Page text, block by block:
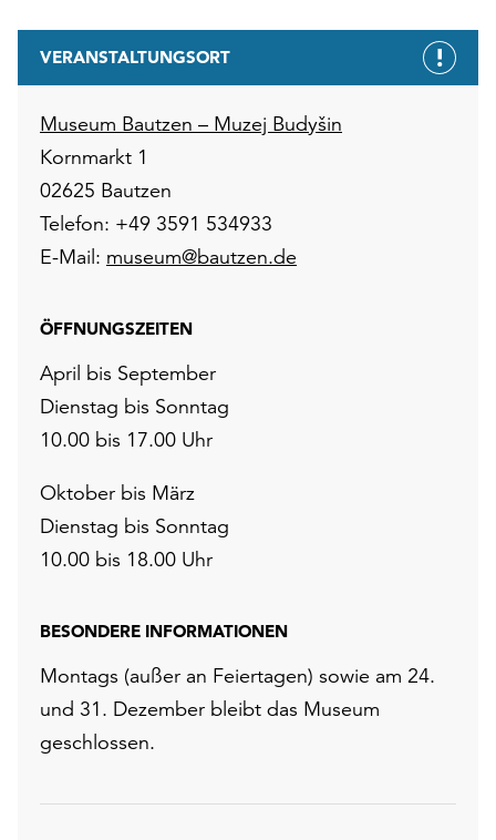
VERANSTALTUNGSORT
Museum Bautzen – Muzej Budyšin
Kornmarkt 1
02625 Bautzen
Telefon: +49 3591 534933
E-Mail: museum@bautzen.de
ÖFFNUNGSZEITEN
April bis September
Dienstag bis Sonntag
10.00 bis 17.00 Uhr
Oktober bis März
Dienstag bis Sonntag
10.00 bis 18.00 Uhr
BESONDERE INFORMATIONEN
Montags (außer an Feiertagen) sowie am 24.
und 31. Dezember bleibt das Museum
geschlossen.